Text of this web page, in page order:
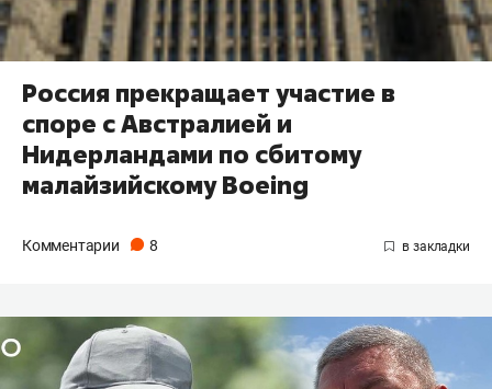
Россия прекращает участие в
споре с Австралией и
Нидерландами по сбитому
малайзийскому Boeing
Комментарии 8